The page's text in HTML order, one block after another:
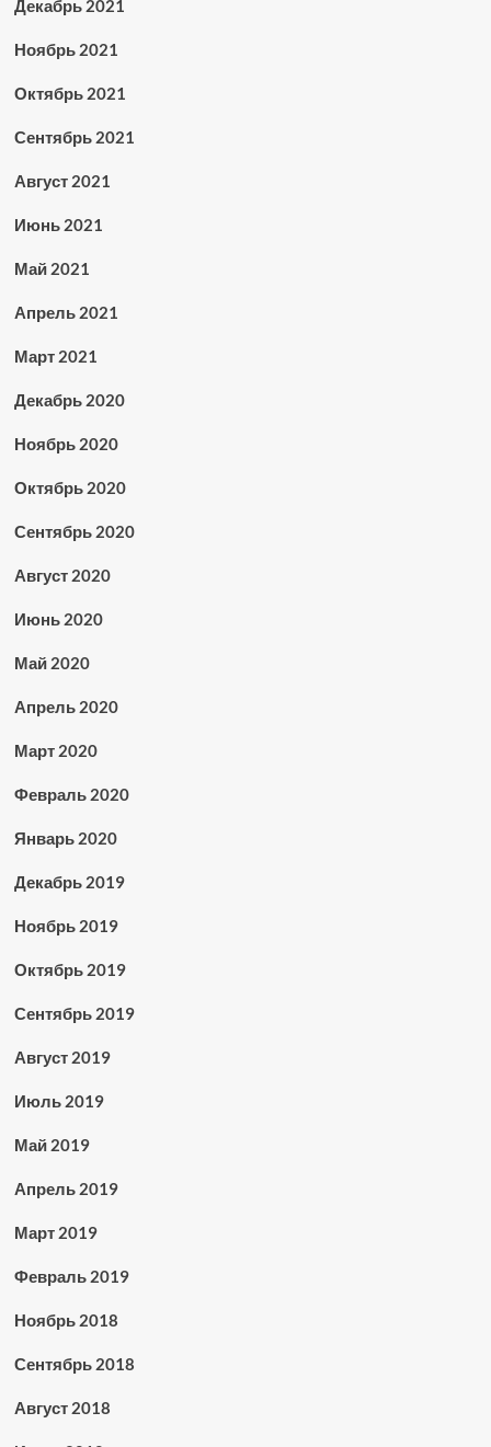
Декабрь 2021
Ноябрь 2021
Октябрь 2021
Сентябрь 2021
Август 2021
Июнь 2021
Май 2021
Апрель 2021
Март 2021
Декабрь 2020
Ноябрь 2020
Октябрь 2020
Сентябрь 2020
Август 2020
Июнь 2020
Май 2020
Апрель 2020
Март 2020
Февраль 2020
Январь 2020
Декабрь 2019
Ноябрь 2019
Октябрь 2019
Сентябрь 2019
Август 2019
Июль 2019
Май 2019
Апрель 2019
Март 2019
Февраль 2019
Ноябрь 2018
Сентябрь 2018
Август 2018